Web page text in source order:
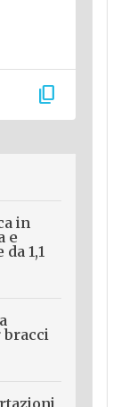
content_copy
in
e
1,1
bracci